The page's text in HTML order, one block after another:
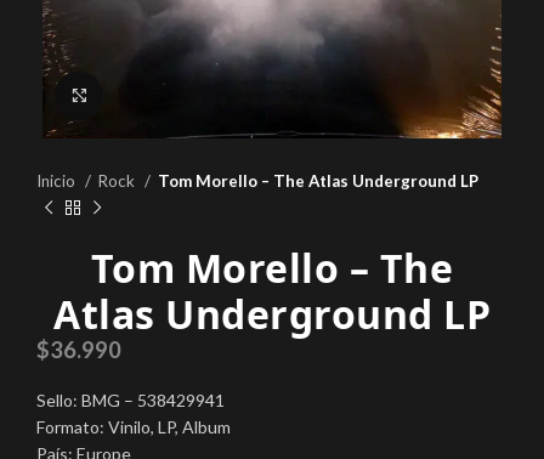
Inicio Rock Tom Morello – The Atlas Underground LP
Tom Morello – The
Atlas Underground LP
$36.990
Sello: BMG – 538429941
Formato: Vinilo, LP, Album
País: Europe